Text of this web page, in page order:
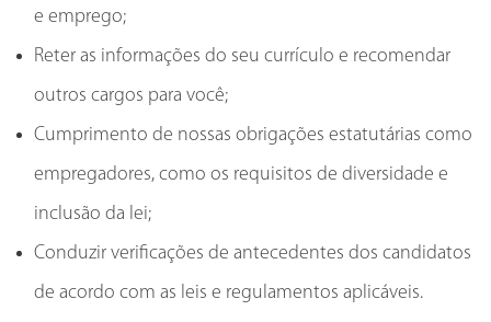
e emprego;
Reter as informações do seu currículo e recomendar
outros cargos para você;
Cumprimento de nossas obrigações estatutárias como
empregadores, como os requisitos de diversidade e
inclusão da lei;
Conduzir verificações de antecedentes dos candidatos
de acordo com as leis e regulamentos aplicáveis.